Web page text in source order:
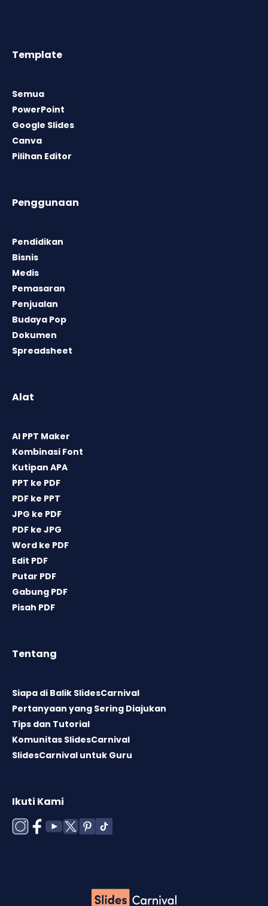
Template
Semua
PowerPoint
Google Slides
Canva
Pilihan Editor
Penggunaan
Pendidikan
Bisnis
Medis
Pemasaran
Penjualan
Budaya Pop
Dokumen
Spreadsheet
Alat
AI PPT Maker
Kombinasi Font
Kutipan APA
PPT ke PDF
PDF ke PPT
JPG ke PDF
PDF ke JPG
Word ke PDF
Edit PDF
Putar PDF
Gabung PDF
Pisah PDF
Tentang
Siapa di Balik SlidesCarnival
Pertanyaan yang Sering Diajukan
Tips dan Tutorial
Komunitas SlidesCarnival
SlidesCarnival untuk Guru
Ikuti Kami